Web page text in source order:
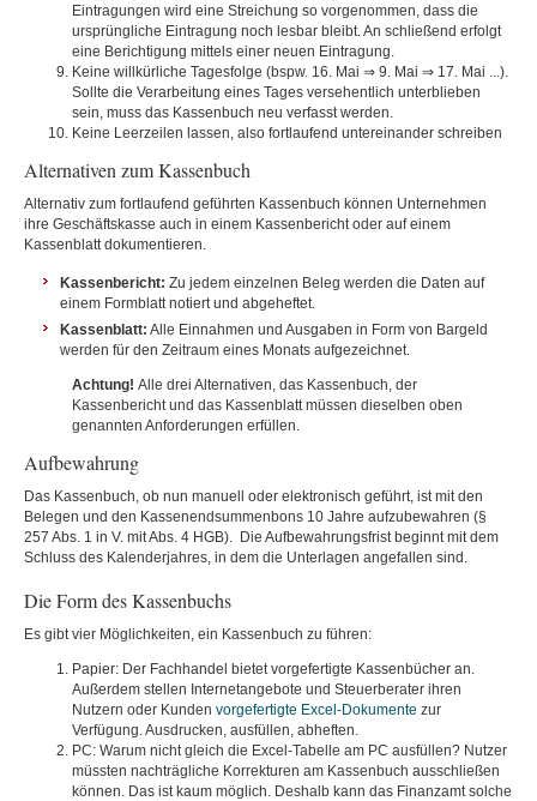
Eintragungen wird eine Streichung so vorgenommen, dass die
ursprüngliche Eintragung noch lesbar bleibt. An schließend erfolgt
eine Berichtigung mittels einer neuen Eintragung.
Keine willkürliche Tagesfolge (bspw. 16. Mai ⇒ 9. Mai ⇒ 17. Mai ...).
Sollte die Verarbeitung eines Tages versehentlich unterblieben
sein, muss das Kassenbuch neu verfasst werden.
Keine Leerzeilen lassen, also fortlaufend untereinander schreiben
Alternativen zum Kassenbuch
Alternativ zum fortlaufend geführten Kassenbuch können Unternehmen
ihre Geschäftskasse auch in einem Kassenbericht oder auf einem
Kassenblatt dokumentieren.
Kassenbericht: Zu jedem einzelnen Beleg werden die Daten auf
einem Formblatt notiert und abgeheftet.
Kassenblatt: Alle Einnahmen und Ausgaben in Form von Bargeld
werden für den Zeitraum eines Monats aufgezeichnet.
Achtung! Alle drei Alternativen, das Kassenbuch, der
Kassenbericht und das Kassenblatt müssen dieselben oben
genannten Anforderungen erfüllen.
Aufbewahrung
Das Kassenbuch, ob nun manuell oder elektronisch geführt, ist mit den
Belegen und den Kassenendsummenbons 10 Jahre aufzubewahren (§
257 Abs. 1 in V. mit Abs. 4 HGB). Die Aufbewahrungsfrist beginnt mit dem
Schluss des Kalenderjahres, in dem die Unterlagen angefallen sind.
Die Form des Kassenbuchs
Es gibt vier Möglichkeiten, ein Kassenbuch zu führen:
Papier: Der Fachhandel bietet vorgefertigte Kassenbücher an.
Außerdem stellen Internetangebote und Steuerberater ihren
Nutzern oder Kunden vorgefertigte Excel-Dokumente zur
Verfügung. Ausdrucken, ausfüllen, abheften.
PC: Warum nicht gleich die Excel-Tabelle am PC ausfüllen? Nutzer
müssten nachträgliche Korrekturen am Kassenbuch ausschließen
können. Das ist kaum möglich. Deshalb kann das Finanzamt solche